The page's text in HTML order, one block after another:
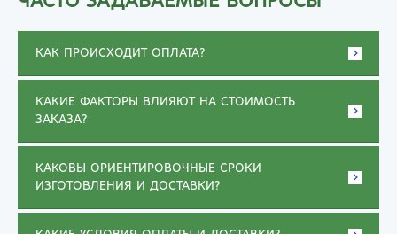
КАК ПРОИСХОДИТ ОПЛАТА?
КАКИЕ ФАКТОРЫ ВЛИЯЮТ НА СТОИМОСТЬ
ЗАКАЗА?
КАКОВЫ ОРИЕНТИРОВОЧНЫЕ СРОКИ
ИЗГОТОВЛЕНИЯ И ДОСТАВКИ?